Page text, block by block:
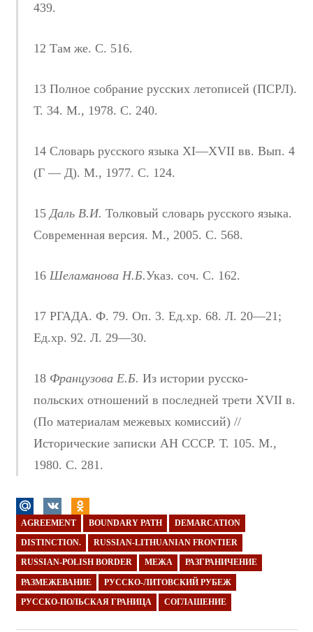
439.
12 Там же. С. 516.
13 Полное собрание русских летописей (ПСРЛ).
Т. 34. М., 1978. С. 240.
14 Словарь русского языка XI—XVII вв. Вып. 4
(Г — Д). М., 1977. С. 124.
15Даль В.И. Толковый словарь русского языка.
Современная версия. М., 2005. С. 568.
16 Шеламанова Н.Б.Указ. соч. С. 162.
17 РГАДА. Ф. 79. Оп. 3. Ед.хр. 68. Л. 20—21;
Ед.хр. 92. Л. 29—30.
18 Французова Е.Б. Из истории русско-
польских отношений в последней трети XVII в.
(По материалам межевых комиссий) //
Исторические записки АН СССР. Т. 105. М.,
1980. С. 281.
AGREEMENT BOUNDARY PATH DEMARCATION
DISTINCTION. RUSSIAN-LITHUANIAN FRONTIER
RUSSIAN-POLISH BORDER МЕЖА РАЗГРАНИЧЕНИЕ
РАЗМЕЖЕВАНИЕ РУССКО-ЛИТОВСКИЙ РУБЕЖ
РУССКО-ПОЛЬСКАЯ ГРАНИЦА СОГЛАШЕНИЕ